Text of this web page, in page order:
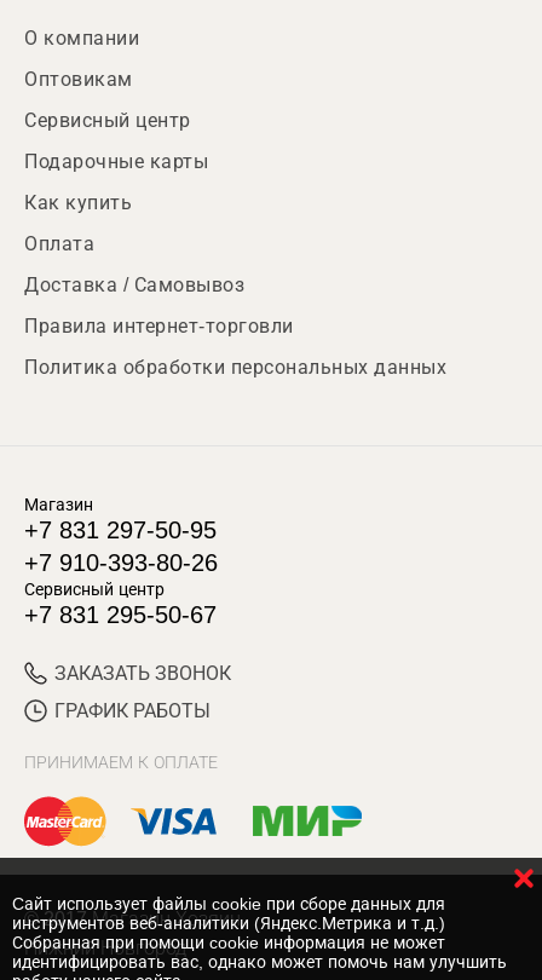
О компании
Оптовикам
Сервисный центр
Подарочные карты
Как купить
Оплата
Доставка / Самовывоз
Правила интернет-торговли
Политика обработки персональных данных
Магазин
+7 831 297-50-95
+7 910-393-80-26
Сервисный центр
+7 831 295-50-67
ЗАКАЗАТЬ ЗВОНОК
ГРАФИК РАБОТЫ
ПРИНИМАЕМ К ОПЛАТЕ
© 2017 Магазин Хозяин
Нижний Новгород
Cайт использует файлы cookie при сборе данных для
инструментов веб-аналитики (Яндекс.Метрика и т.д.)
Собранная при помощи cookie информация не может
идентифицировать вас, однако может помочь нам улучшить